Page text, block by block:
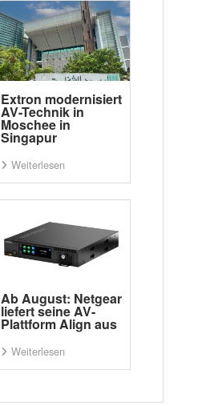
Extron modernisiert
AV-Technik in
Moschee in
Singapur
Weiterlesen
Ab August: Netgear
liefert seine AV-
Plattform Align aus
Weiterlesen